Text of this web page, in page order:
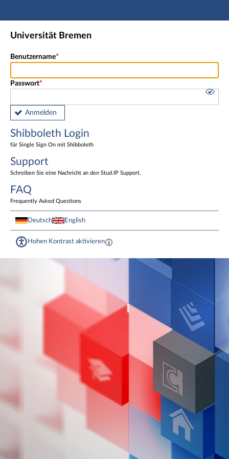
Hauptnavigation
Shibboleth Login
Universität Bremen
Benutzername
Passwort
Anmelden
Shibboleth Login
für Single Sign On mit Shibboleth
Support
Schreiben Sie eine Nachricht an den Stud.IP Support.
FAQ
Frequently Asked Questions
Deutsch English
Hohen Kontrast aktivieren